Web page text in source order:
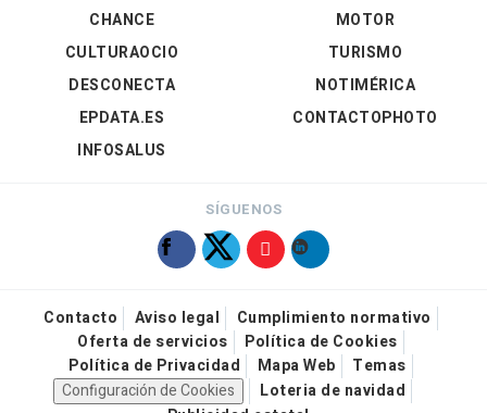
CHANCE
CULTURAOCIO
DESCONECTA
EPDATA.ES
INFOSALUS
MOTOR
TURISMO
NOTIMÉRICA
CONTACTOPHOTO
SÍGUENOS
Contacto Aviso legal
Cumplimiento normativo
Oferta de servicios
Política de Cookies
Política de Privacidad
Mapa Web
Temas
Configuración de Cookies
Loteria de navidad